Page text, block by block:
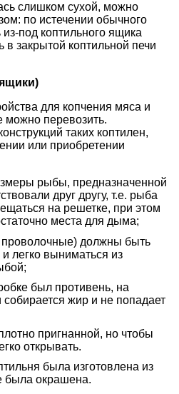
слишком сухой, можно
по истечении обычного
под коптильного ящика
в закрытой коптильной печи
для копчения мяса и
можно перевозить.
таких коптилен,
или приобретении
рыбы, предназначенной
друг другу, т.е. рыба
на решетке, при этом
места для дыма;
проволочные) должны быть
легко выниматься из
был противень, на
жир и не попадает
пригнанной, но чтобы
открывать.
была изготовлена из
была окрашена.